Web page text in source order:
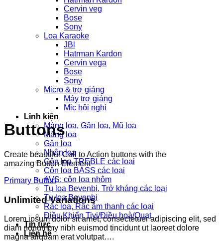
Cervin veg
Bose
Sony
Loa Karaoke
JBl
Hatrman Kardon
Cervin vega
Bose
Sony
Micro & trợ giảng
Máy trợ giảng
Mic hội nghị
Linh kiện
Màng loa, Gân loa, Mũ loa
Màng loa
Gân loa
Nhện loa
Côn loa TREBLE các loại
Côn loa BASS các loại
AVS: côn loa nhôm
Tụ loa Bevenbi, Trở kháng các loại
Tụ loa Bevenbi
Rắc loa, Rắc âm thanh các loại
Điều Khiển Tivi/Điều hoà/Quạt
Tin tức
Liên hệ
Buttons
Create beautiful Call to Action buttons with the
amazing Button Element
Primary Button
Unlimited Variations
Lorem ipsum dolor sit amet, consectetuer adipiscing elit, sed
diam nonummy nibh euismod tincidunt ut laoreet dolore
magna aliquam erat volutpat….